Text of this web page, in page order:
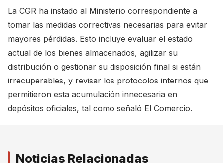
La CGR ha instado al Ministerio correspondiente a
tomar las medidas correctivas necesarias para evitar
mayores pérdidas. Esto incluye evaluar el estado
actual de los bienes almacenados, agilizar su
distribución o gestionar su disposición final si están
irrecuperables, y revisar los protocolos internos que
permitieron esta acumulación innecesaria en
depósitos oficiales, tal como señaló El Comercio.
Noticias Relacionadas